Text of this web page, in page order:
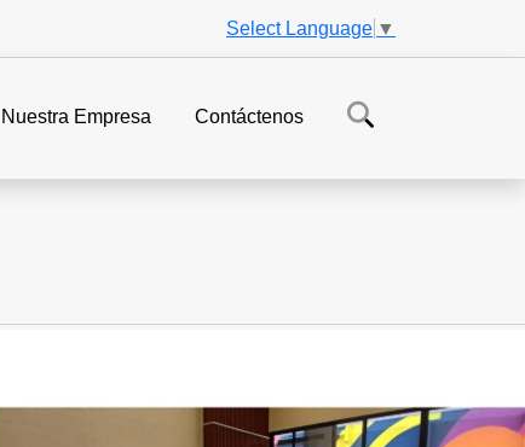
Select Language ▼
Nuestra Empresa Contáctenos